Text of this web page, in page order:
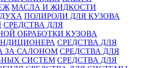
МАСЛА И ЖИДКОСТИ
ПОЛИРОЛИ ДЛЯ КУЗОВА
СРЕДСТВА ДЛЯ
ОБРАБОТКИ КУЗОВА
СРЕДСТВА ДЛЯ
ЗА САЛОНОМ СРЕДСТВА ДЛЯ
СИСТЕМ СРЕДСТВА ДЛЯ